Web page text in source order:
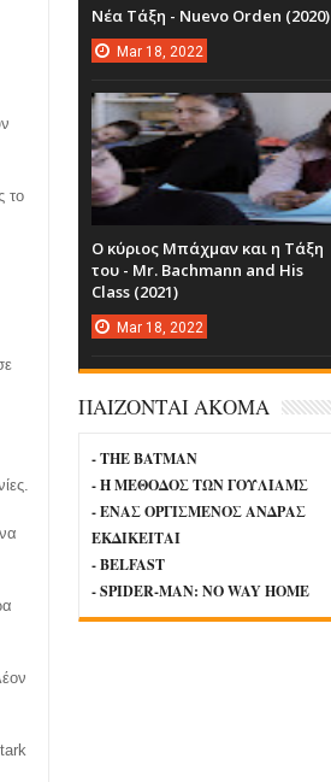
το
Νέα Τάξη - Nuevo Orden (2020)
Mar 18, 2022
Ο κύριος Μπάχμαν και η Τάξη
του - Mr. Bachmann and His
Class (2021)
Mar 18, 2022
ΠΑΙΖΟΝΤΑΙ ΑΚΟΜΑ
- THE BATMAN
- Η ΜΕΘΟΔΟΣ ΤΩΝ ΓΟΥΛΙΑΜΣ
- ΕΝΑΣ ΟΡΓΙΣΜΕΝΟΣ ΑΝΔΡΑΣ
ΕΚΔΙΚΕΙΤΑΙ
- BELFAST
- SPIDER-MAN: NO WAY HOME